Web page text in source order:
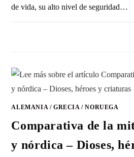
de vida, su alto nivel de seguridad…
ALEMANIA/GRECIA/NORUEGA
Comparativa de la
y nórdica – Dioses,